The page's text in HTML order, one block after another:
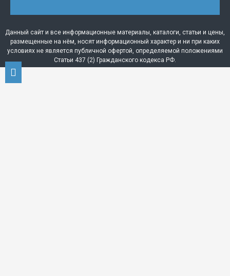
Данный сайт и все информационные материалы, каталоги, статьи и цены,
размещенные на нём, носят информационный характер и ни при каких
условиях не является публичной офертой, определяемой положениями
Статьи 437 (2) Гражданского кодекса РФ.